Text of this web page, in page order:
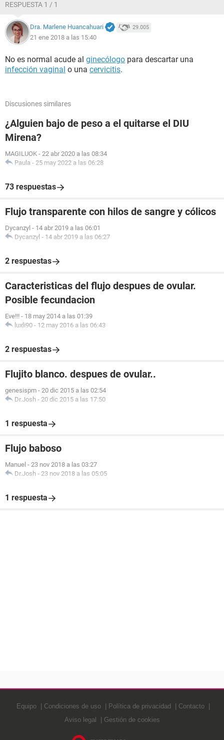
RESPUESTA 1 / 1
Dra. Marlene Huancahuari 29.005
21 ene 2018 a las 15:40
No es normal acude al ginecólogo para descartar una
infección vaginal o una cervicitis.
Discusiones similares
¿Alguien bajo de peso a el quitarse el DIU
Mirena?
MAGILUOK - 22 abr 2020 a las 08:34
Paula - 25 may 2022 a las 06:28
73 respuestas
Flujo transparente con hilos de sangre y cólicos
Dycanzyl - 14 abr 2019 a las 06:01
Dycanzyl - 14 abr 2019 a las 06:27
2 respuestas
Caracteristicas del flujo despues de ovular.
Posible fecundacion
Eve!!! - 18 may 2014 a las 01:39
luxli90 - 12 may 2016 a las 06:43
2 respuestas
Flujito blanco. despues de ovular..
genesispm - 20 dic 2015 a las 02:54
Dr.Josh - 20 dic 2015 a las 17:50
1 respuesta
Flujo baboso
Manuel - 23 nov 2018 a las 03:27
Dr.Josh - 23 nov 2018 a las 05:05
1 respuesta
Equipo Condiciones de uso Política de privacidad
Contacto
Aviso legal
Gestión de cookies